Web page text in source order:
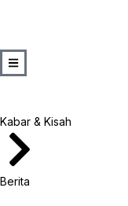
Kabar & Kisah
Berita